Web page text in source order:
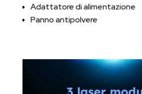
Adattatore di alimentazione
Panno antipolvere